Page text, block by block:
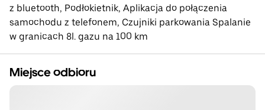
z bluetooth, Podłokietnik, Aplikacja do połączenia
samochodu z telefonem, Czujniki parkowania Spalanie
w granicach 8l. gazu na 100 km
Miejsce odbioru